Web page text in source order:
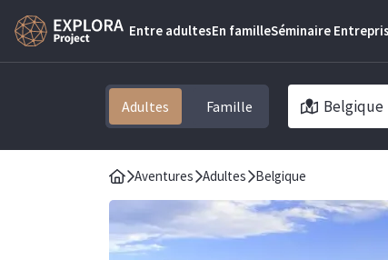
Entre adultesEn familleSéminaire
Adultes Belgique
Aventures Adultes Belgique